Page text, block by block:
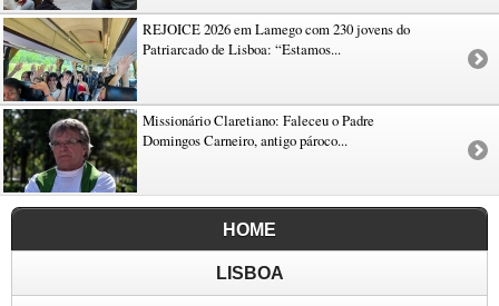
REJOICE 2026 em Lamego com 230 jovens do
Patriarcado de Lisboa: “Estamos...
Missionário Claretiano: Faleceu o Padre
Domingos Carneiro, antigo pároco...
HOME
LISBOA